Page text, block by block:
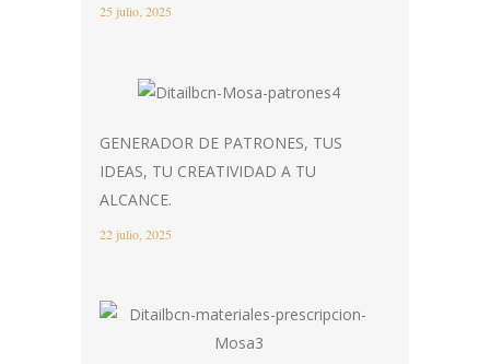
25 julio, 2025
GENERADOR DE PATRONES, TUS
IDEAS, TU CREATIVIDAD A TU
ALCANCE.
22 julio, 2025